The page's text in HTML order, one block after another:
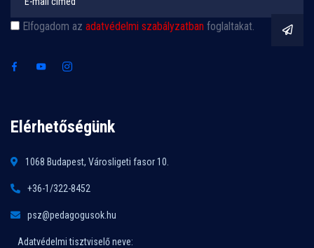
Elfogadom az adatvédelmi szabályzatban foglaltakat.
Elérhetőségünk
1068 Budapest, Városligeti fasor 10.
+36-1/322-8452
psz@pedagogusok.hu
Adatvédelmi tisztviselő neve: